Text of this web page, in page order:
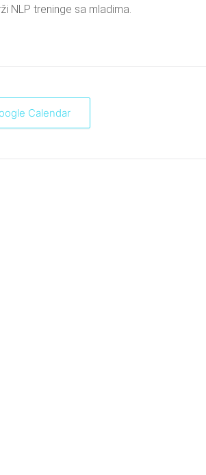
NLP treninge sa mladima.
Calendar